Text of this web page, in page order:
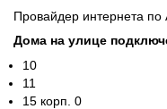
Провайдер интернета
Дома на улице
10
11
15 корп. 0